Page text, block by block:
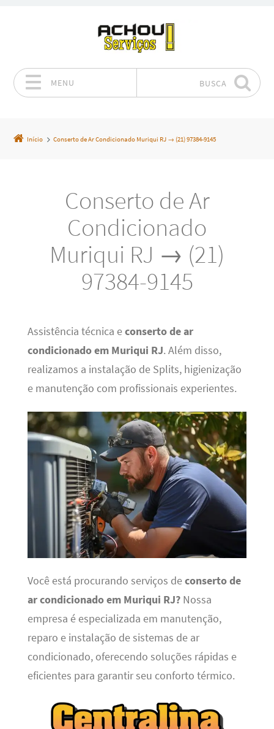
MENU BUSCA
Início Conserto de Ar Condicionado Muriqui RJ → (21) 97384-9145
Conserto de Ar
Condicionado
Muriqui RJ → (21)
97384-9145
Assistência técnica econserto de ar
condicionado em Muriqui RJ. Além disso,
realizamos a instalação de Splits, higienização
e manutenção com profissionais experientes.
Você está procurando serviços deconserto de
ar condicionado em Muriqui RJ?Nossa
empresa é especializada em manutenção,
reparo e instalação de sistemas de ar
condicionado, oferecendo soluções rápidas e
eficientes para garantir seu conforto térmico.